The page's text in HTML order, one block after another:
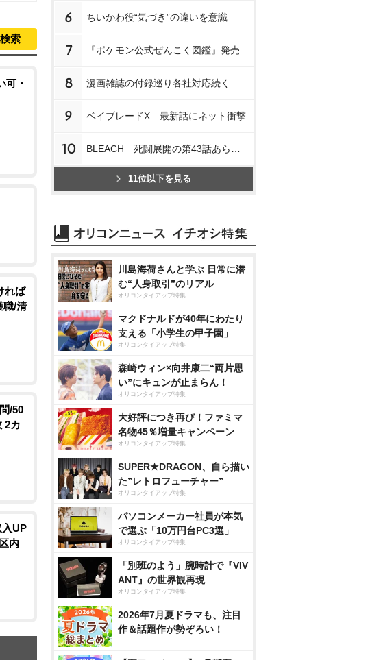
索
可・
れば
職/清
/50
2カ
UP
内
6 ちいかわ役“気づき”の違いを意識
7 『ポケモン公式ぜんこく図鑑』発売
8 漫画雑誌の付録巡り各社対応続く
9 ベイブレードX 最新話にネット衝撃
10
11位以下を見る
川島海荷さんと学ぶ 日常に潜
む“人身取引”のリアル
オリコンタイアップ特集
マクドナルドが40年にわたり
支える「小学生の甲子園」
オリコンタイアップ特集
森崎ウィン×向井康二“両片思
い”にキュンが止まらん！
オリコンタイアップ特集
大好評につき再び！ファミマ
名物45％増量キャンペーン
オリコンタイアップ特集
SUPER★DRAGON、自ら描い
た”レトロフューチャー”
オリコンタイアップ特集
パソコンメーカー社員が本気
で選ぶ「10万円台PC3選」
オリコンタイアップ特集
「別班のよう」腕時計で『VIV
ANT』の世界観再現
オリコンタイアップ特集
2026年7月夏ドラマも、注目
作＆話題作が勢ぞろい！